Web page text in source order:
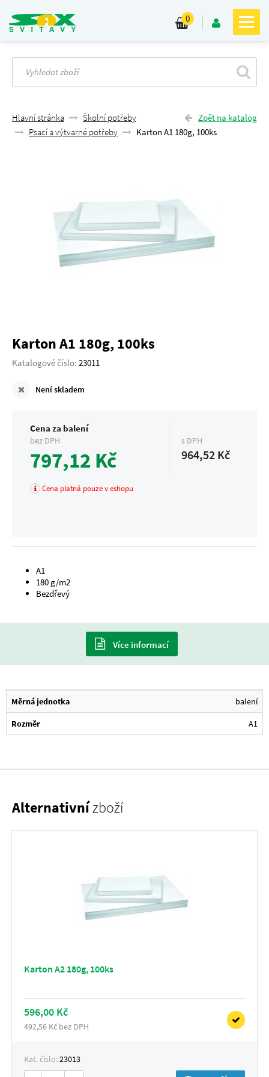
0
Zpět na katalog
Hlavní stránka
Školní potřeby
Psací a výtvarné potřeby
Karton A1 180g, 100ks
Karton A1 180g, 100ks
Katalogové číslo: 23011
Není skladem
Cena za balení
bez DPH
797,12 Kč
s DPH
964,52 Kč
Cena platná pouze v eshopu
A1
180 g/m2
Bezdřevý
Více informací
Měrná jednotka balení
Rozměr A1
Alternativnízboží
Karton A2 180g, 100ks
596,00 Kč
492,56 Kč bez DPH
Kat. číslo:23013